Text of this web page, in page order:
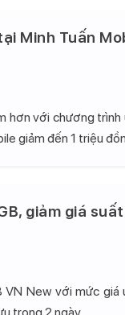
Minh Tuấn
hơn với chương trình
giảm đến 1 triệu
giảm giá
VN New với mức giá